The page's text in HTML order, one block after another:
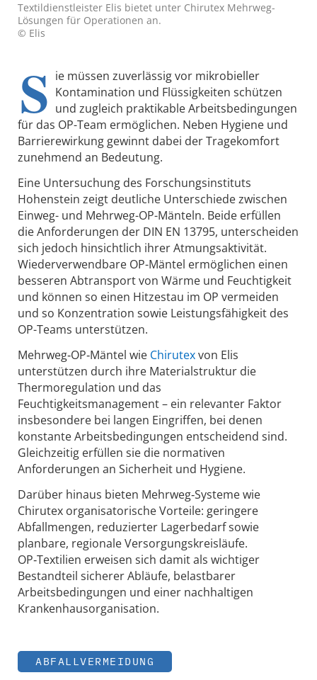
Textildienstleister Elis bietet unter Chirutex Mehrweg-
Lösungen für Operationen an.
© Elis
S ie müssen zuverlässig vor mikrobieller
Kontamination und Flüssigkeiten schützen
und zugleich praktikable Arbeitsbedingungen
für das OP-Team ermöglichen. Neben Hygiene und
Barrierewirkung gewinnt dabei der Tragekomfort
zunehmend an Bedeutung.
Eine Untersuchung des Forschungsinstituts
Hohenstein zeigt deutliche Unterschiede zwischen
Einweg- und Mehrweg-OP-Mänteln. Beide erfüllen
die Anforderungen der DIN EN 13795, unterscheiden
sich jedoch hinsichtlich ihrer Atmungsaktivität.
Wiederverwendbare OP-Mäntel ermöglichen einen
besseren Abtransport von Wärme und Feuchtigkeit
und können so einen Hitzestau im OP vermeiden
und so Konzentration sowie Leistungsfähigkeit des
OP-Teams unterstützen.
Mehrweg‑OP‑Mäntel wie Chirutexvon Elis
unterstützen durch ihre Materialstruktur die
Thermoregulation und das
Feuchtigkeitsmanagement – ein relevanter Faktor
insbesondere bei langen Eingriffen, bei denen
konstante Arbeitsbedingungen entscheidend sind.
Gleichzeitig erfüllen sie die normativen
Anforderungen an Sicherheit und Hygiene.
Darüber hinaus bieten Mehrweg‑Systeme wie
Chirutex organisatorische Vorteile: geringere
Abfallmengen, reduzierter Lagerbedarf sowie
planbare, regionale Versorgungskreisläufe.
OP‑Textilien erweisen sich damit als wichtiger
Bestandteil sicherer Abläufe, belastbarer
Arbeitsbedingungen und einer nachhaltigen
Krankenhausorganisation.
ABFALLVERMEIDUNG